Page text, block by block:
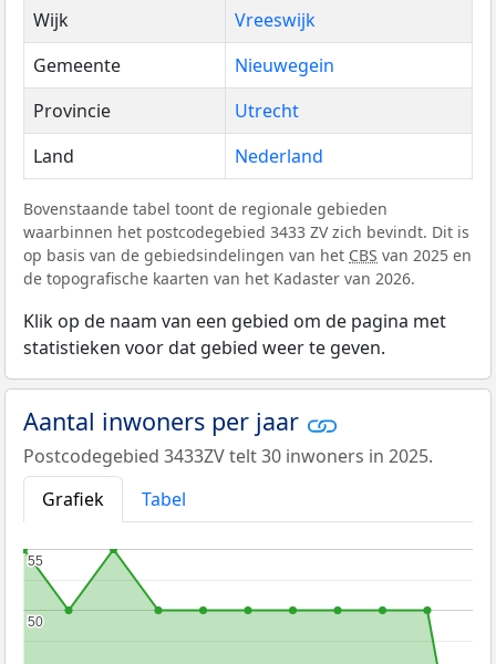
Wijk
Vreeswijk
Gemeente
Nieuwegein
Provincie
Utrecht
Land
Nederland
Bovenstaande tabel toont de regionale gebieden
waarbinnen het postcodegebied 3433 ZV zich bevindt. Dit is
op basis van de gebiedsindelingen van het CBS van 2025 en
de topografische kaarten van het Kadaster van 2026.
Klik op de naam van een gebied om de pagina met
statistieken voor dat gebied weer te geven.
Aantal inwoners per jaar
Postcodegebied 3433ZV telt 30 inwoners in 2025.
Grafiek
Tabel
50
50
55
55